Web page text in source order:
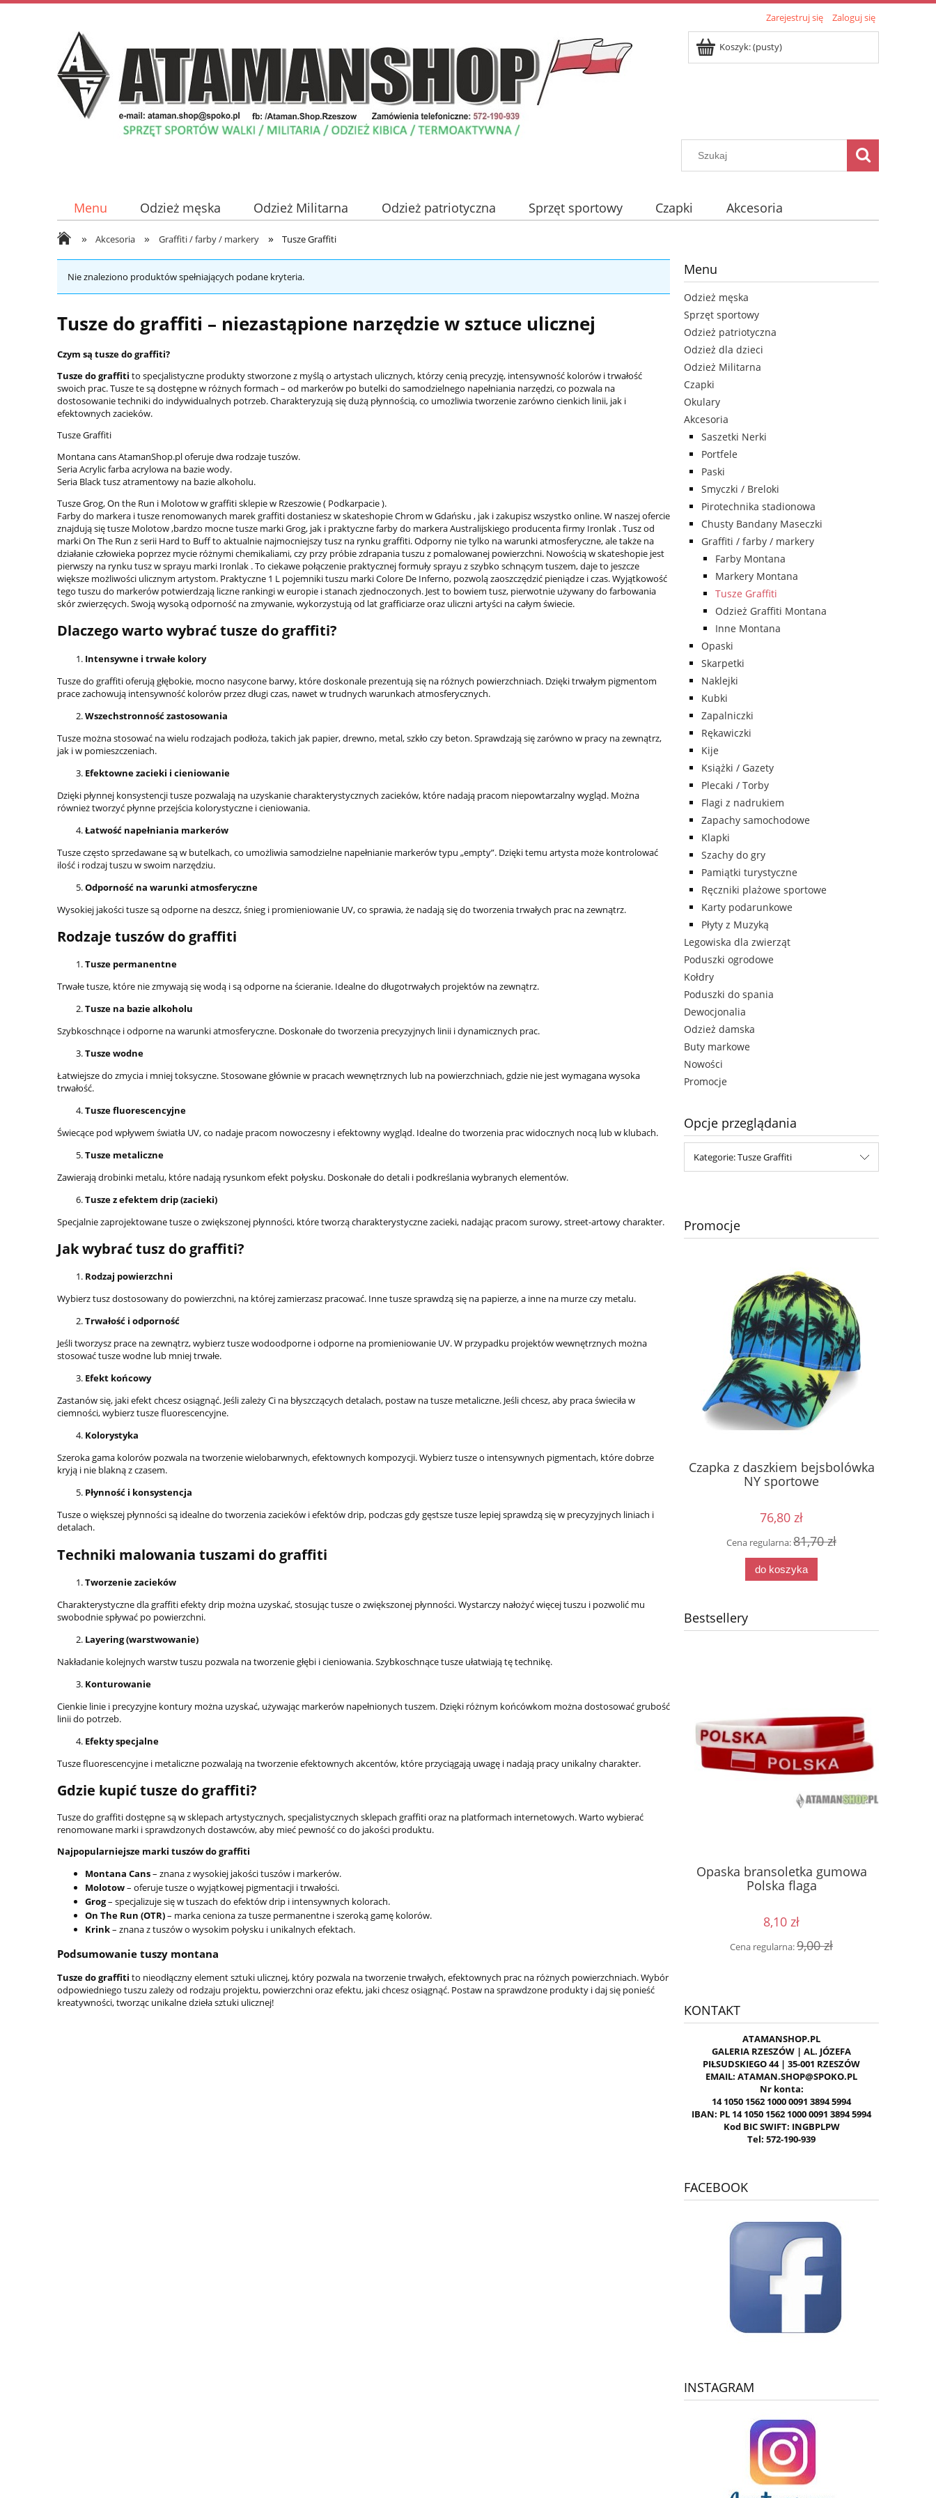
Zarejestruj się Zaloguj się
Koszyk:(pusty)
Menu Odzież męska Odzież Militarna Odzież patriotyczna Sprzęt sportowy Czapki
Akcesoria
Odzież damska
Płyty z Muzyką Nowości
» Akcesoria » Graffiti / farby / markery » Tusze Graffiti
Nie znaleziono produktów spełniających podane kryteria.
Tusze do graffiti – niezastąpione narzędzie w sztuce ulicznej
Czym są tusze do graffiti?
Tusze do graffiti to specjalistyczne produkty stworzone z myślą o artystach ulicznych, którzy cenią precyzję, intensywność kolorów i trwałość
swoich prac. Tusze te są dostępne w różnych formach – od markerów po butelki do samodzielnego napełniania narzędzi, co pozwala na
dostosowanie techniki do indywidualnych potrzeb. Charakteryzują się dużą płynnością, co umożliwia tworzenie zarówno cienkich linii, jak i
efektownych zacieków.
Tusze Graffiti
Montana cans AtamanShop.pl oferuje dwa rodzaje tuszów.
Seria Acrylic farba acrylowa na bazie wody.
Seria Black tusz atramentowy na bazie alkoholu.
Tusze Grog, On the Run i Molotow w graffiti sklepie w Rzeszowie ( Podkarpacie ).
Farby do markera i tusze renomowanych marek graffiti dostaniesz w skateshopie Chrom w Gdańsku , jak i zakupisz wszystko online. W naszej ofercie
znajdują się tusze Molotow ,bardzo mocne tusze marki Grog, jak i praktyczne farby do markera Australijskiego producenta firmy Ironlak . Tusz od
marki On The Run z serii Hard to Buff to aktualnie najmocniejszy tusz na rynku graffiti. Odporny nie tylko na warunki atmosferyczne, ale także na
działanie człowieka poprzez mycie różnymi chemikaliami, czy przy próbie zdrapania tuszu z pomalowanej powierzchni. Nowością w skateshopie jest
pierwszy na rynku tusz w sprayu marki Ironlak . To ciekawe połączenie praktycznej formuły sprayu z szybko schnącym tuszem, daje to jeszcze
większe możliwości ulicznym artystom. Praktyczne 1 L pojemniki tuszu marki Colore De Inferno, pozwolą zaoszczędzić pieniądze i czas. Wyjątkowość
tego tuszu do markerów potwierdzają liczne rankingi w europie i stanach zjednoczonych. Jest to bowiem tusz, pierwotnie używany do farbowania
skór zwierzęcych. Swoją wysoką odporność na zmywanie, wykorzystują od lat grafficiarze oraz uliczni artyści na całym świecie.
Dlaczego warto wybrać tusze do graffiti?
Intensywne i trwałe kolory
Tusze do graffiti oferują głębokie, mocno nasycone barwy, które doskonale prezentują się na różnych powierzchniach. Dzięki trwałym pigmentom
prace zachowują intensywność kolorów przez długi czas, nawet w trudnych warunkach atmosferycznych.
Wszechstronność zastosowania
Tusze można stosować na wielu rodzajach podłoża, takich jak papier, drewno, metal, szkło czy beton. Sprawdzają się zarówno w pracy na zewnątrz,
jak i w pomieszczeniach.
Efektowne zacieki i cieniowanie
Dzięki płynnej konsystencji tusze pozwalają na uzyskanie charakterystycznych zacieków, które nadają pracom niepowtarzalny wygląd. Można
również tworzyć płynne przejścia kolorystyczne i cieniowania.
Łatwość napełniania markerów
Tusze często sprzedawane są w butelkach, co umożliwia samodzielne napełnianie markerów typu „empty”. Dzięki temu artysta może kontrolować
ilość i rodzaj tuszu w swoim narzędziu.
Odporność na warunki atmosferyczne
Wysokiej jakości tusze są odporne na deszcz, śnieg i promieniowanie UV, co sprawia, że nadają się do tworzenia trwałych prac na zewnątrz.
Rodzaje tuszów do graffiti
Tusze permanentne
Trwałe tusze, które nie zmywają się wodą i są odporne na ścieranie. Idealne do długotrwałych projektów na zewnątrz.
Tusze na bazie alkoholu
Szybkoschnące i odporne na warunki atmosferyczne. Doskonałe do tworzenia precyzyjnych linii i dynamicznych prac.
Tusze wodne
Łatwiejsze do zmycia i mniej toksyczne. Stosowane głównie w pracach wewnętrznych lub na powierzchniach, gdzie nie jest wymagana wysoka
trwałość.
Tusze fluorescencyjne
Świecące pod wpływem światła UV, co nadaje pracom nowoczesny i efektowny wygląd. Idealne do tworzenia prac widocznych nocą lub w klubach.
Tusze metaliczne
Zawierają drobinki metalu, które nadają rysunkom efekt połysku. Doskonałe do detali i podkreślania wybranych elementów.
Tusze z efektem drip (zacieki)
Specjalnie zaprojektowane tusze o zwiększonej płynności, które tworzą charakterystyczne zacieki, nadając pracom surowy, street-artowy charakter.
Jak wybrać tusz do graffiti?
Rodzaj powierzchni
Wybierz tusz dostosowany do powierzchni, na której zamierzasz pracować. Inne tusze sprawdzą się na papierze, a inne na murze czy metalu.
Trwałość i odporność
Jeśli tworzysz prace na zewnątrz, wybierz tusze wodoodporne i odporne na promieniowanie UV. W przypadku projektów wewnętrznych można
stosować tusze wodne lub mniej trwałe.
Efekt końcowy
Zastanów się, jaki efekt chcesz osiągnąć. Jeśli zależy Ci na błyszczących detalach, postaw na tusze metaliczne. Jeśli chcesz, aby praca świeciła w
ciemności, wybierz tusze fluorescencyjne.
Kolorystyka
Szeroka gama kolorów pozwala na tworzenie wielobarwnych, efektownych kompozycji. Wybierz tusze o intensywnych pigmentach, które dobrze
kryją i nie blakną z czasem.
Płynność i konsystencja
Tusze o większej płynności są idealne do tworzenia zacieków i efektów drip, podczas gdy gęstsze tusze lepiej sprawdzą się w precyzyjnych liniach i
detalach.
Techniki malowania tuszami do graffiti
Tworzenie zacieków
Charakterystyczne dla graffiti efekty drip można uzyskać, stosując tusze o zwiększonej płynności. Wystarczy nałożyć więcej tuszu i pozwolić mu
swobodnie spływać po powierzchni.
Layering (warstwowanie)
Nakładanie kolejnych warstw tuszu pozwala na tworzenie głębi i cieniowania. Szybkoschnące tusze ułatwiają tę technikę.
Konturowanie
Cienkie linie i precyzyjne kontury można uzyskać, używając markerów napełnionych tuszem. Dzięki różnym końcówkom można dostosować grubość
linii do potrzeb.
Efekty specjalne
Tusze fluorescencyjne i metaliczne pozwalają na tworzenie efektownych akcentów, które przyciągają uwagę i nadają pracy unikalny charakter.
Gdzie kupić tusze do graffiti?
Tusze do graffiti dostępne są w sklepach artystycznych, specjalistycznych sklepach graffiti oraz na platformach internetowych. Warto wybierać
renomowane marki i sprawdzonych dostawców, aby mieć pewność co do jakości produktu.
Najpopularniejsze marki tuszów do graffiti
Montana Cans– znana z wysokiej jakości tuszów i markerów.
Molotow– oferuje tusze o wyjątkowej pigmentacji i trwałości.
Grog– specjalizuje się w tuszach do efektów drip i intensywnych kolorach.
On The Run (OTR)– marka ceniona za tusze permanentne i szeroką gamę kolorów.
Krink– znana z tuszów o wysokim połysku i unikalnych efektach.
Podsumowanie tuszy montana
Tusze do graffiti to nieodłączny element sztuki ulicznej, który pozwala na tworzenie trwałych, efektownych prac na różnych powierzchniach. Wybór
odpowiedniego tuszu zależy od rodzaju projektu, powierzchni oraz efektu, jaki chcesz osiągnąć. Postaw na sprawdzone produkty i daj się ponieść
kreatywności, tworząc unikalne dzieła sztuki ulicznej!
Menu
Odzież męska
Sprzęt sportowy
Odzież patriotyczna
Odzież dla dzieci
Odzież Militarna
Czapki
Okulary
Akcesoria
Saszetki Nerki
Portfele
Paski
Smyczki / Breloki
Pirotechnika stadionowa
Chusty Bandany Maseczki
Graffiti / farby / markery
Farby Montana
Markery Montana
Tusze Graffiti
Odzież Graffiti Montana
Inne Montana
Opaski
Skarpetki
Naklejki
Kubki
Zapalniczki
Rękawiczki
Kije
Książki / Gazety
Plecaki / Torby
Flagi z nadrukiem
Zapachy samochodowe
Klapki
Szachy do gry
Pamiątki turystyczne
Ręczniki plażowe sportowe
Karty podarunkowe
Płyty z Muzyką
Legowiska dla zwierząt
Poduszki ogrodowe
Kołdry
Poduszki do spania
Dewocjonalia
Odzież damska
Buty markowe
Nowości
Promocje
Opcje przeglądania
Kategorie: Tusze Graffiti
Promocje
SPODENKI JEANSOWE Futura Pelt
121,26 zł
Czapka z daszkiem bejsbolówka
NY sportowe
76,80 zł
Cena regularna:81,70 zł
do koszyka
Bestsellery
Opaska bransoletka gumowa
Polska flaga
8,10 zł
Cena regularna:9,00 zł
KONTAKT
ATAMANSHOP.PL
GALERIA RZESZÓW | AL. JÓZEFA
PIŁSUDSKIEGO 44 | 35-001 RZESZÓW
EMAIL: ATAMAN.SHOP@SPOKO.PL
Nr konta:
14 1050 1562 1000 0091 3894 5994
IBAN: PL 14 1050 1562 1000 0091 3894 5994
Kod BIC SWIFT: INGBPLPW
Tel: 572-190-939
FACEBOOK
INSTAGRAM